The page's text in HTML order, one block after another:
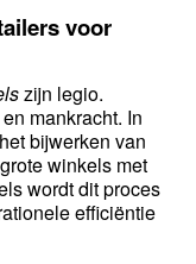
voor
zijn legio.
mankracht. In
bijwerken van
winkels met
wordt dit proces
efficiëntie